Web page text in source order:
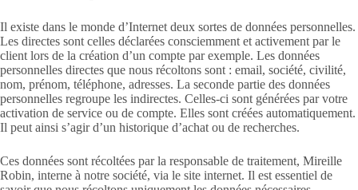
Il existe dans le monde d’Internet deux sortes de données personnelles.
Les directes sont celles déclarées consciemment et activement par le
client lors de la création d’un compte par exemple. Les données
personnelles directes que nous récoltons sont : email, société, civilité,
nom, prénom, téléphone, adresses. La seconde partie des données
personnelles regroupe les indirectes. Celles-ci sont générées par votre
activation de service ou de compte. Elles sont créées automatiquement.
Il peut ainsi s’agir d’un historique d’achat ou de recherches.
Ces données sont récoltées par la responsable de traitement, Mireille
Robin, interne à notre société, via le site internet. Il est essentiel de